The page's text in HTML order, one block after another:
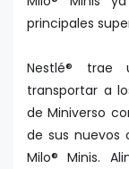
principales
Nestlé® trae
transportar a
de Miniverso
de sus nuevos
Milo® Minis.